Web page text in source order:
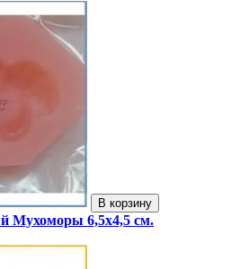
В корзину
Мухоморы 6,5х4,5 см.